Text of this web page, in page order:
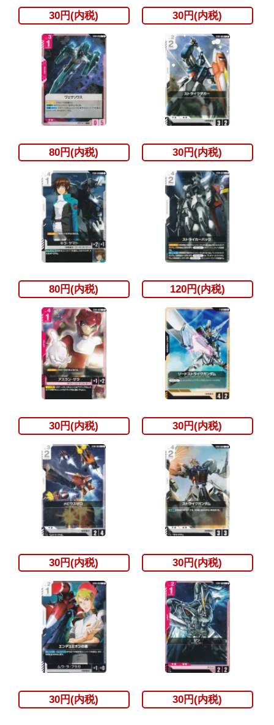
30円(内税) 30円(内税)
80円(内税) 30円(内税)
80円(内税) 120円(内税)
30円(内税) 30円(内税)
30円(内税) 30円(内税)
30円(内税) 30円(内税)